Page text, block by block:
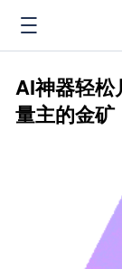
AI神器轻松
量主的金矿